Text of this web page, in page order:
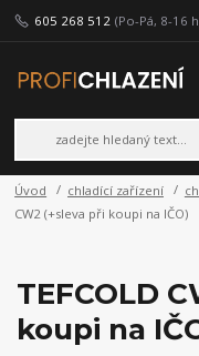
605 268 512 (Po-Pá, 8-16
Úvod chladící zařízení
CW2 (+sleva při koupi na IČO)
TEFCOLD
koupi na